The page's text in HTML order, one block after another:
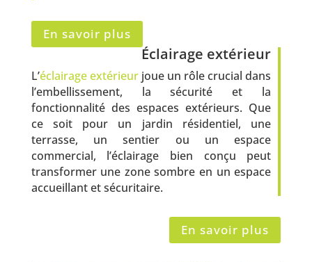
En savoir plus
Éclairage extérieur
L’éclairage extérieurjoue un rôle crucial dans
l’embellissement, la sécurité et la
fonctionnalité des espaces extérieurs. Que
ce soit pour un jardin résidentiel, une
terrasse, un sentier ou un espace
commercial, l’éclairage bien conçu peut
transformer une zone sombre en un espace
accueillant et sécuritaire.
En savoir plus